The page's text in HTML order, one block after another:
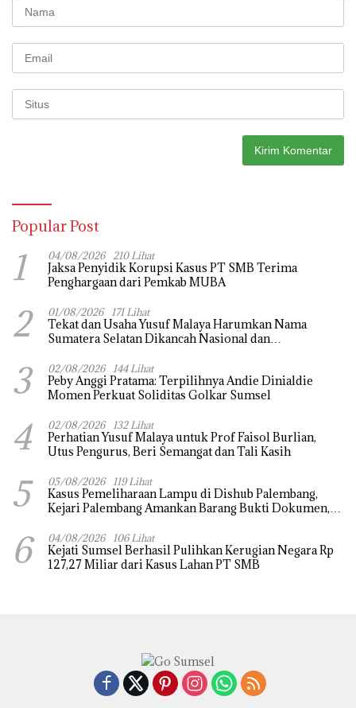
Popular Post
1 04/08/2026 210 Lihat
Jaksa Penyidik Korupsi Kasus PT SMB Terima
Penghargaan dari Pemkab MUBA
2 01/08/2026 171 Lihat
Tekat dan Usaha Yusuf Malaya Harumkan Nama
Sumatera Selatan Dikancah Nasional dan
3 02/08/2026 144 Lihat
Peby Anggi Pratama: Terpilihnya Andie Dinialdie
Momen Perkuat Soliditas Golkar Sumsel
4 02/08/2026 132 Lihat
Perhatian Yusuf Malaya untuk Prof Faisol Burlian,
Utus Pengurus, Beri Semangat dan Tali Kasih
5 05/08/2026 119 Lihat
Kasus Pemeliharaan Lampu di Dishub Palembang,
Kejari Palembang Amankan Barang Bukti Dokumen,
6 04/08/2026 106 Lihat
Kejati Sumsel Berhasil Pulihkan Kerugian Negara Rp
127,27 Miliar dari Kasus Lahan PT SMB